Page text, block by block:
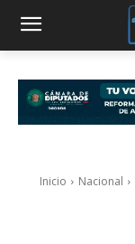
Inicio Nacional